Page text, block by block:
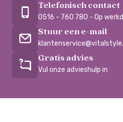
Telefonisch contact
0516 - 760 780 - Op
Stuur een e-mail
Gratis advies
Vul onze advieshulp in